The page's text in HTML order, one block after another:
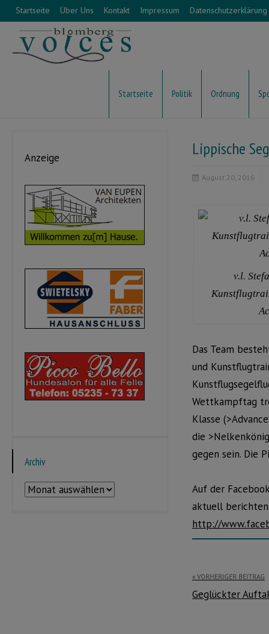
Startseite Über Uns Kontakt Impressum Datenschutzerklärung
Startseite Politik Ordnung
Lippische
August 20, 2016
v.l.
Das Team
und
Wettkampftag
Klasse
die
gegen sein. Die
Auf der
aktuell
http://
VORHERIGER BEITRAG
Geglückter
Anzeige
Archiv
Archiv